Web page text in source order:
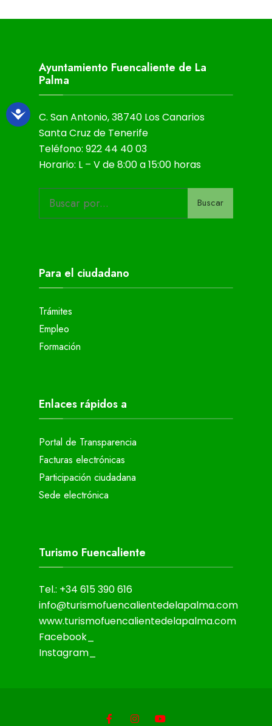
Ayuntamiento Fuencaliente de La
Palma
C. San Antonio, 38740 Los Canarios
Santa Cruz de Tenerife
Teléfono: 922 44 40 03
Horario: L – V de 8:00 a 15:00 horas
Buscar
Para el ciudadano
Trámites
Empleo
Formación
Enlaces rápidos a
Portal de Transparencia
Facturas electrónicas
Participación ciudadana
Sede electrónica
Turismo Fuencaliente
Tel.: +34 615 390 616
info@turismofuencalientedelapalma.com
www.turismofuencalientedelapalma.com
Facebook_
Instagram_